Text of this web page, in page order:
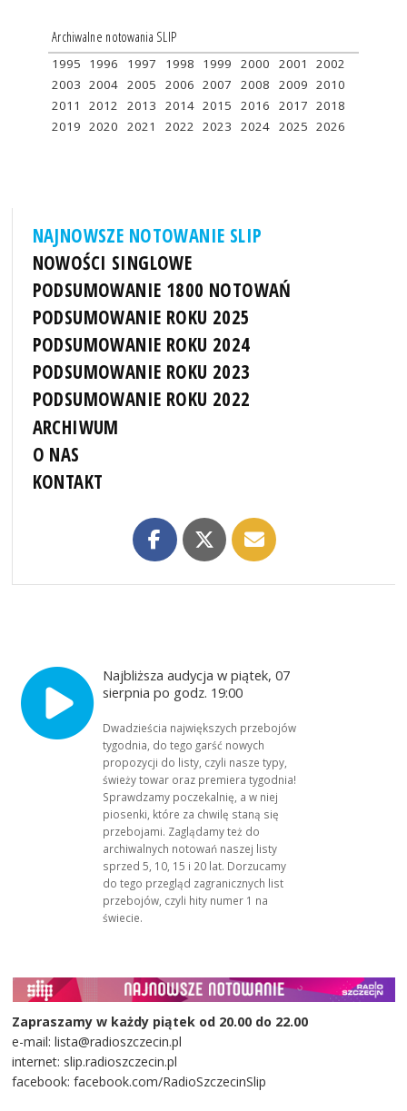
Archiwalne notowania SLIP
1995 1996 1997 1998 1999 2000 2001
2002
2003 2004 2005 2006 2007 2008 2009 2010
2011
2012 2013 2014 2015 2016 2017 2018
2019 2020 2021 2022 2023 2024 2025 2026
NAJNOWSZE NOTOWANIE SLIP
NOWOŚCI SINGLOWE
PODSUMOWANIE 1800 NOTOWAŃ
PODSUMOWANIE ROKU 2025
PODSUMOWANIE ROKU 2024
PODSUMOWANIE ROKU 2023
PODSUMOWANIE ROKU 2022
ARCHIWUM
O NAS
KONTAKT
Najbliższa audycja w piątek, 07
sierpnia po godz. 19:00
Dwadzieścia największych przebojów
tygodnia, do tego garść nowych
propozycji do listy, czyli nasze typy,
świeży towar oraz premiera tygodnia!
Sprawdzamy poczekalnię, a w niej
piosenki, które za chwilę staną się
przebojami. Zaglądamy też do
archiwalnych notowań naszej listy
sprzed 5, 10, 15 i 20 lat. Dorzucamy
do tego przegląd zagranicznych list
przebojów, czyli hity numer 1 na
świecie.
Zapraszamy w każdy piątek od 20.00 do 22.00
e-mail: lista@radioszczecin.pl
internet: slip.radioszczecin.pl
facebook: facebook.com/RadioSzczecinSlip